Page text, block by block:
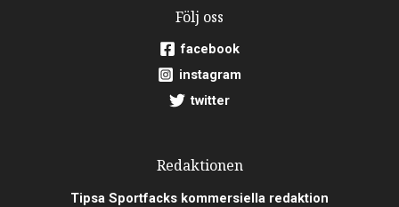
Följ oss
facebook
instagram
twitter
Redaktionen
Tipsa Sportfacks kommersiella redaktion